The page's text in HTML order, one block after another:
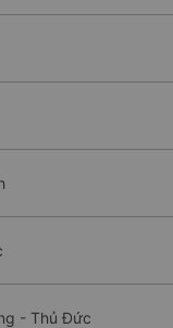
- Thủ Đức